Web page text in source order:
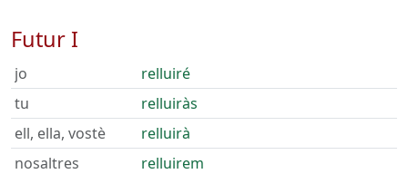
Futur I
jo
relluiré
tu
relluiràs
ell, ella, vostè
relluirà
nosaltres
relluirem